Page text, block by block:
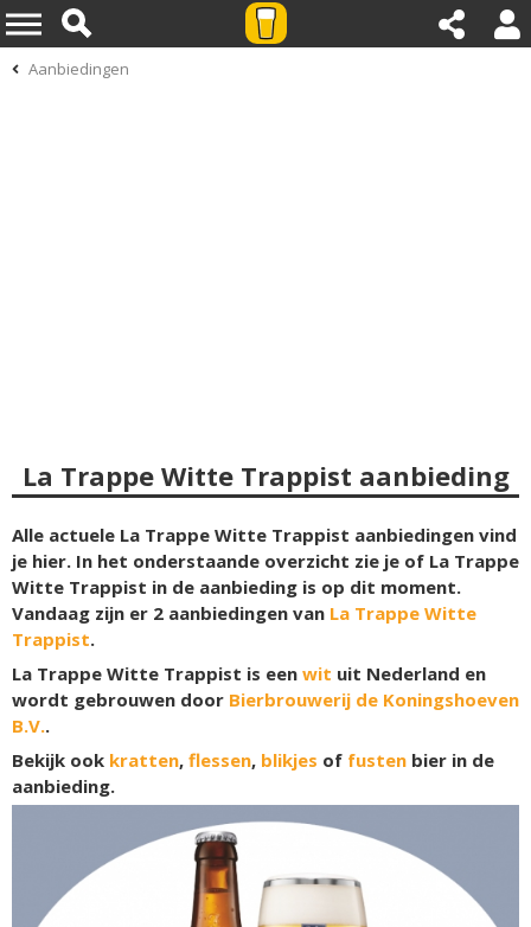
Aanbiedingen
La Trappe Witte Trappist aanbieding
Alle actuele La Trappe Witte Trappist aanbiedingen vind
je hier. In het onderstaande overzicht zie je of La Trappe
Witte Trappist in de aanbieding is op dit moment.
Vandaag zijn er 2 aanbiedingen van La Trappe Witte
Trappist.
La Trappe Witte Trappist is een wit uit Nederland en
wordt gebrouwen door Bierbrouwerij de Koningshoeven
B.V..
Bekijk ook kratten, flessen, blikjes of fusten bier in de
aanbieding.